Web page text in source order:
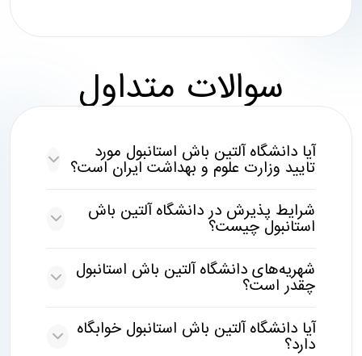
سوالات متداول
آیا دانشگاه آلتین باش استانبول مورد
تایید وزارت علوم و بهداشت ایران است؟
شرایط پذیرش در دانشگاه آلتین باش
استانبول چیست؟
شهریه‌های دانشگاه آلتین باش استانبول
چقدر است؟
آیا دانشگاه آلتین باش استانبول خوابگاه
دارد؟